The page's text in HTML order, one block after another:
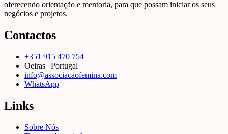
oferecendo orientação e mentoria, para que possam iniciar os seus
negócios e projetos.
Contactos
+351 915 470 754
Oeiras | Portugal
info@associacaofemina.com
WhatsApp
Links
Sobre Nós